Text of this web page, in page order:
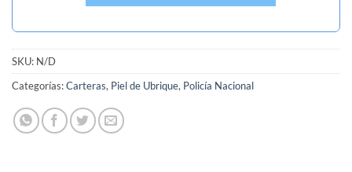
SKU: N/D
Categorías:Carteras, Piel de Ubrique, Policía Nacional